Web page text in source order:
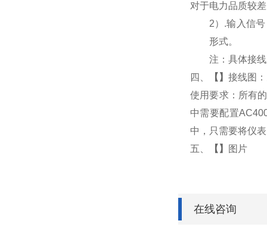
对于电力品质较
2） .输入信
形式。
注：具体接
四、
【 】 接线图
使用要求：所有
中需要配置
中，只需要将仪
五、
【 】 图片
在线咨询